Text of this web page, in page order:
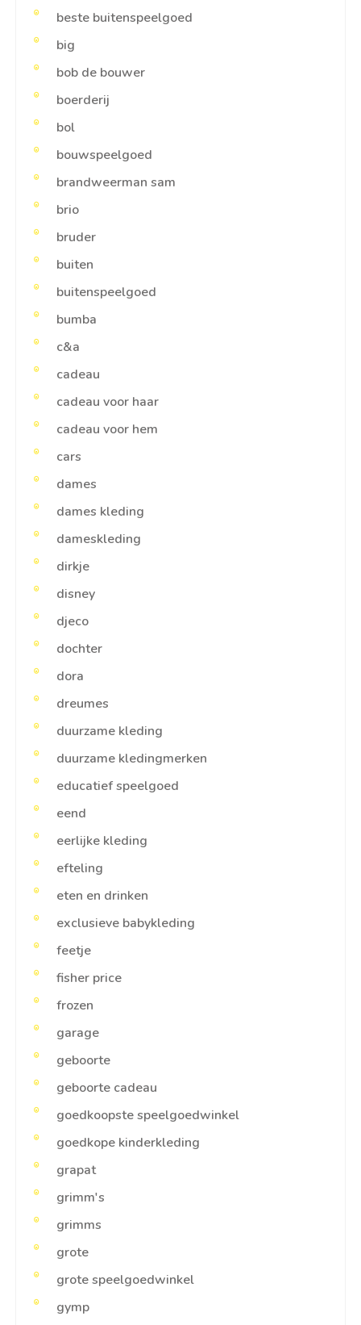
beste buitenspeelgoed
big
bob de bouwer
boerderij
bol
bouwspeelgoed
brandweerman sam
brio
bruder
buiten
buitenspeelgoed
bumba
c&a
cadeau
cadeau voor haar
cadeau voor hem
cars
dames
dames kleding
dameskleding
dirkje
disney
djeco
dochter
dora
dreumes
duurzame kleding
duurzame kledingmerken
educatief speelgoed
eend
eerlijke kleding
efteling
eten en drinken
exclusieve babykleding
feetje
fisher price
frozen
garage
geboorte
geboorte cadeau
goedkoopste speelgoedwinkel
goedkope kinderkleding
grapat
grimm's
grimms
grote
grote speelgoedwinkel
gymp